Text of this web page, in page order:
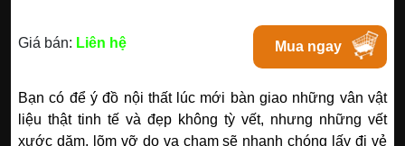
Giá bán: Liên hệ Mua ngay
Bạn có để ý đồ nội thất lúc mới bàn giao những vân vật
liệu thật tinh tế và đẹp không tỳ vết, nhưng những vết
xước dăm, lõm vỡ do va chạm sẽ nhanh chóng lấy đi vẻ